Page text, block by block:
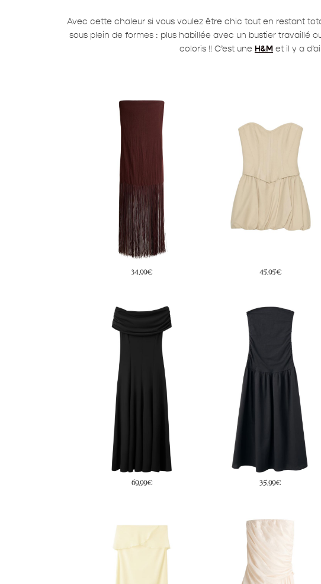
Avec cette chaleur si vous voulez être chic tout en restant
sous plein de formes : plus habillée avec un bustier travaillé
coloris !! C’est une H&Met il y a
45,95€
35,99€
39,99€
59,99€